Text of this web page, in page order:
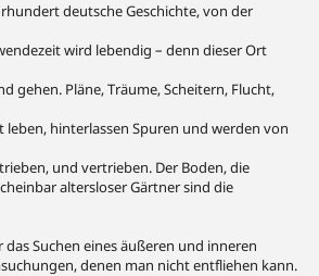
deutsche Geschichte, von der
wird lebendig – denn dieser Ort
gehen. Pläne, Träume, Scheitern, Flucht,
leben, hinterlassen Spuren und werden von
und vertrieben. Der Boden, die
altersloser Gärtner sind die
das Suchen eines äußeren und inneren
denen man nicht entfliehen kann.